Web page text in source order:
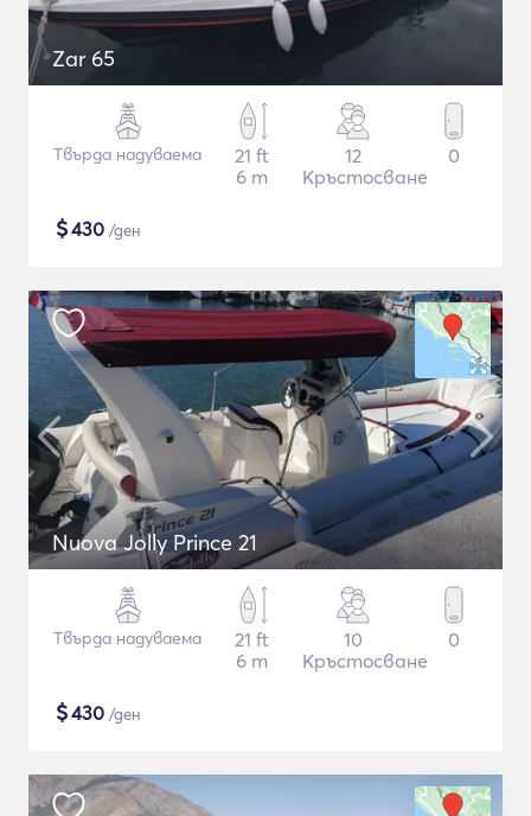
Zar 65
Твърда надуваема
21 ft
6 m
12
Кръстосване
0
$430 /ден
Nuova Jolly Prince 21
Твърда надуваема
21 ft
6 m
10
Кръстосване
0
$430 /ден